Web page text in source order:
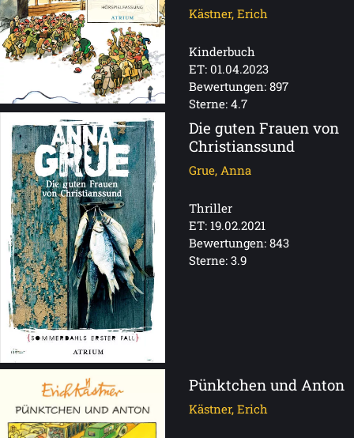
Kästner, Erich
Kinderbuch
ET: 01.04.2023
Bewertungen: 897
Sterne: 4.7
Die guten Frauen von
Christianssund
Grue, Anna
Thriller
ET: 19.02.2021
Bewertungen: 843
Sterne: 3.9
Pünktchen und Anton
Kästner, Erich